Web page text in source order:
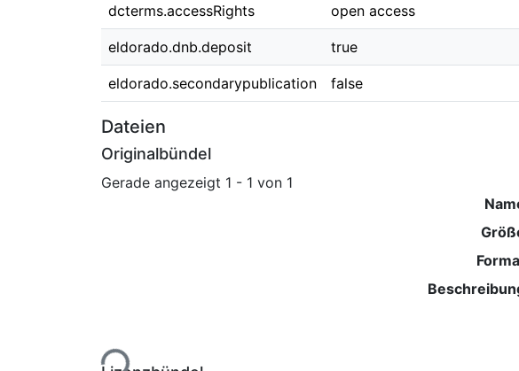
dcterms.accessRights open access
eldorado.dnb.deposit true
eldorado.secondarypublication false
Dateien
Originalbündel
Gerade angezeigt 1 - 1 von 1
Lade...